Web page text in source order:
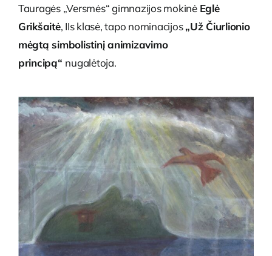
Tauragės „Versmės“ gimnazijos mokinė Eglė
Grikšaitė, IIs klasė, tapo nominacijos„Už Čiurlionio
mėgtą simbolistinį animizavimo
principą“ nugalėtoja.